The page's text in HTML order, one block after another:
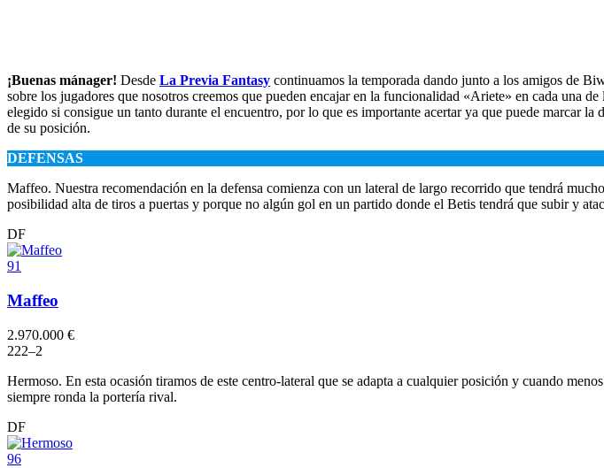
¡Buenas mánager! Desde La Previa Fantasy continuamos la temporada dando junto a los amigos de
sobre los jugadores que nosotros creemos que pueden encajar en la funcionalidad «Ariete» en cada una
elegido si consigue un tanto durante el encuentro, por lo que es importante acertar ya que puede marcar
de su posición.
DEFENSAS
Maffeo. Nuestra recomendación en la defensa comienza con un lateral de largo recorrido que tendrá
posibilidad alta de tiros a puertas y porque no algún gol en un partido donde el Betis tendrá que subir y
DF
91
Maffeo
2.970.000 €
222–2
Hermoso. En esta ocasión tiramos de este centro-lateral que se adapta a cualquier posición y cuando
siempre ronda la portería rival.
DF
96